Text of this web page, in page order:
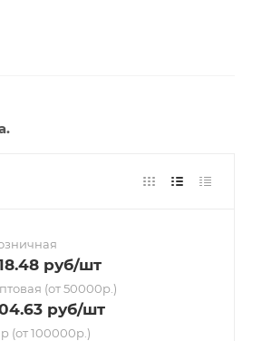
руб/шт
(от 50000р.)
руб/шт
(от 100000р.)